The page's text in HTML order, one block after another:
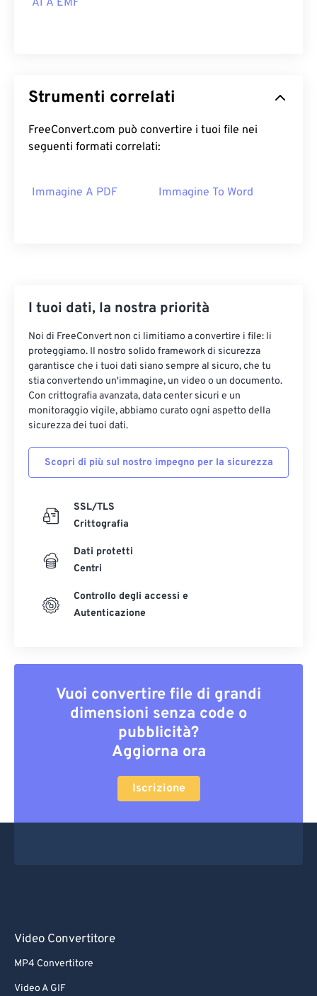
AI A EMF
Strumenti correlati
FreeConvert.com può convertire i tuoi file nei
seguenti formati correlati:
Immagine A PDF Immagine To Word
I tuoi dati, la nostra priorità
Noi di FreeConvert non ci limitiamo a convertire i file: li
proteggiamo. Il nostro solido framework di sicurezza
garantisce che i tuoi dati siano sempre al sicuro, che tu
stia convertendo un'immagine, un video o un documento.
Con crittografia avanzata, data center sicuri e un
monitoraggio vigile, abbiamo curato ogni aspetto della
sicurezza dei tuoi dati.
Scopri di più sul nostro impegno per la sicurezza
SSL/TLS
Crittografia
Dati protetti
Centri
Controllo degli accessi e
Autenticazione
Vuoi convertire file di grandi
dimensioni senza code o
pubblicità?
Aggiorna ora
Iscrizione
Video Convertitore
MP4 Convertitore
Video A GIF